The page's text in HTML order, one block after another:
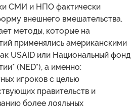
СМИ и НПО фактически
внешнего вмешательства.
методы, которые на
применялись американскими
USAID или Национальный фонд
(NED*), а именно:
игроков с целью
правительств и
более лояльных